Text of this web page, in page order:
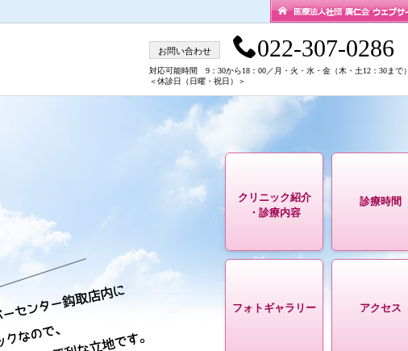
お問い合わせ 022-307-0286
対応可能時間 9：30から18：00／月・火・水・金（木・土12：30まで）
＜休診日（日曜・祝日）＞
クリニック紹介
・診療内容
診療時間
フォトギャラリー アクセス